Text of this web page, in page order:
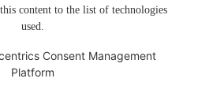
content to the list of technologies
used.
Consent Management
Platform